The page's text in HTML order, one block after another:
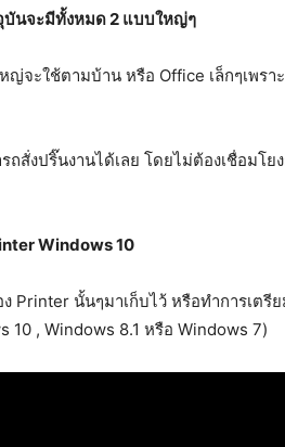
บันจะมีทั้งหมด 2 แบบใหญ่ๆ
จะใช้ตามบ้าน หรือ Office เล็กๆเพรา
สั่งปริ๊นงานได้เลย โดยไม่ต้องเชื่อมโ
Windows 10
Printer นั้นๆมาเก็บไว้ หรือทำการเต
10 , Windows 8.1 หรือ Windows 7)